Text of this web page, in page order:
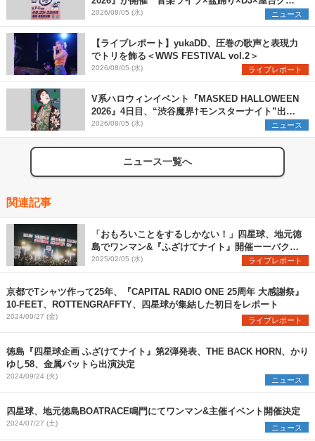
メ×ランタンナイトで彩る2日間
2026/08/05 (水) ニュース
【ライブレポート】yukaDD、圧巻の歌声と表現力
でトリを飾る＜WWS FESTIVAL vol.2＞
2026/08/05 (水) ライブレポート
V系ハロウィンイベント『MASKED HALLOWEEN
2026』4日目、“渋谷魔界†モンスターナイト”出演6
組を発表
2026/08/05 (水) ニュース
ニュース一覧へ
関連記事
「おもろいことをするしかない！」四星球、地元徳
島でワンマン&『ふざけてナイト』開催ーーバクホ
ン、accobin、金属バットらが集結した、笑い泣き
の2日間を振り返る
2025/02/05 (水) ライブレポート
京都でTシャツ作って25年、『CAPITAL RADIO ONE 25周年 大感謝祭』
10-FEET、ROTTENGRAFFTY、四星球が集結した初日をレポート
2024/09/27 (金) ライブレポート
徳島『四星球企画 ふざけてナイト』第2弾発表、THE BACK HORN、かり
ゆし58、金属バットら出演決定
2024/09/24 (火) ニュース
四星球、地元徳島BOATRACE鳴門にてワンマン&主催イベント開催決定
2024/07/27 (土) ニュース